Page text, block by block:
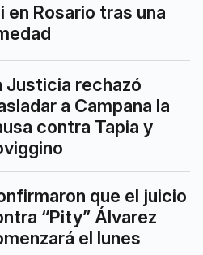
Rosario tras una
Justicia rechazó
a Campana la
contra Tapia y
que el juicio
“Pity” Álvarez
el lunes